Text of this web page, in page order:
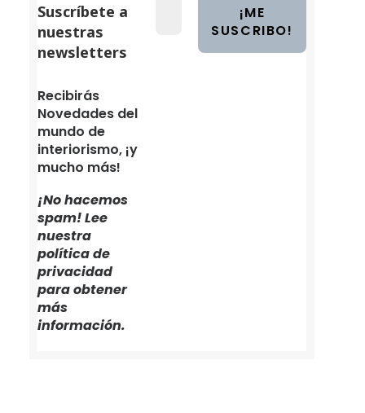
Suscríbete a
nuestras
newsletters
Recibirás
Novedades del
mundo de
interiorismo, ¡y
mucho más!
¡No hacemos
spam! Lee
nuestra
política de
privacidad
para obtener
más
información.